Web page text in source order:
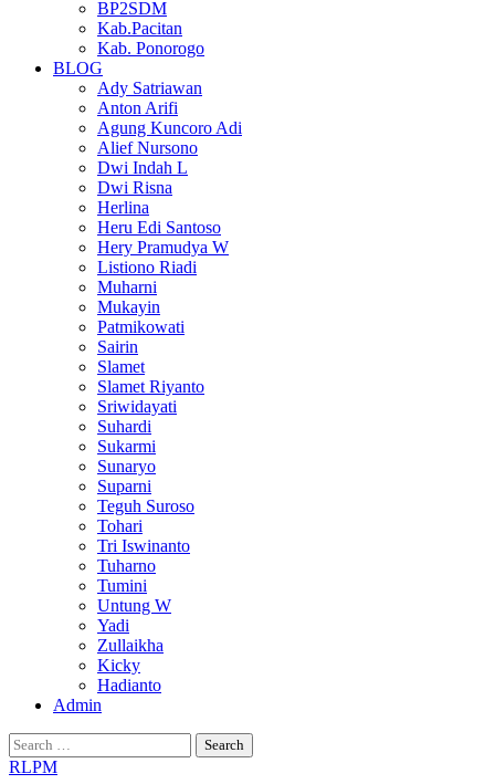
BP2SDM
Kab.Pacitan
Kab. Ponorogo
BLOG
Ady Satriawan
Anton Arifi
Agung Kuncoro Adi
Alief Nursono
Dwi Indah L
Dwi Risna
Herlina
Heru Edi Santoso
Hery Pramudya W
Listiono Riadi
Muharni
Mukayin
Patmikowati
Sairin
Slamet
Slamet Riyanto
Sriwidayati
Suhardi
Sukarmi
Sunaryo
Suparni
Teguh Suroso
Tohari
Tri Iswinanto
Tuharno
Tumini
Untung W
Yadi
Zullaikha
Kicky
Hadianto
Admin
Search
for:
RLPM